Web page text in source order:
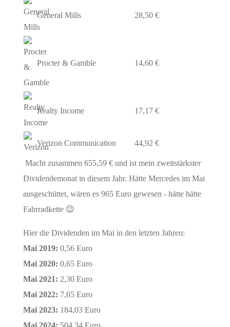
General Mills 28,50 €
Procter & Gamble 14,60 €
Realty Income 17,17 €
Verizon Communication 44,92 €
Macht zusammen 655,59 € und ist mein zweitstärkster
Dividendemonat in diesem Jahr. Hätte Mercedes im Mai
ausgeschüttet, wären es 965 Euro gewesen - hätte hätte
Fahrradkette 😉
Hier die Dividenden im Mai in den letzten Jahren:
Mai 2019: 0,56 Euro
Mai 2020: 0,65 Euro
Mai 2021: 2,30 Euro
Mai 2022: 7,65 Euro
Mai 2023: 184,03 Euro
Mai 2024: 504,34 Euro